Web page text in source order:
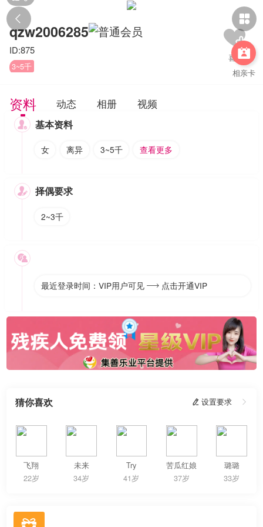
 

相亲卡
qzw2006285
ID:875
3~5千
资料 动态 相册 视频
 基本资料
女 离异 3~5千 查看更多
 择偶要求
2~3千

最近登录时间：VIP用户可见  点击开通VIP
猜你喜欢  设置要求 
飞翔
22岁
未来
34岁
Try
41岁
苦瓜红娘
37岁
璐璐
33岁